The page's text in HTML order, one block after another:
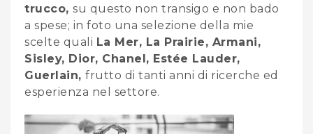
trucco, su questo non transigo e non bado
a spese; in foto una selezione della mie
scelte quali La Mer, La Prairie, Armani,
Sisley, Dior, Chanel, Estée Lauder,
Guerlain, frutto di tanti anni di ricerche ed
esperienza nel settore.